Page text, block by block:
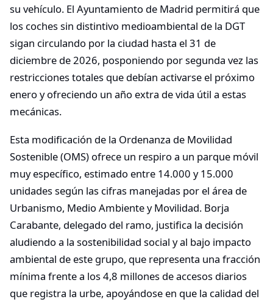
su vehículo. El Ayuntamiento de Madrid permitirá que
los coches sin distintivo medioambiental de la DGT
sigan circulando por la ciudad hasta el 31 de
diciembre de 2026, posponiendo por segunda vez las
restricciones totales que debían activarse el próximo
enero y ofreciendo un año extra de vida útil a estas
mecánicas.
Esta modificación de la Ordenanza de Movilidad
Sostenible (OMS) ofrece un respiro a un parque móvil
muy específico, estimado entre 14.000 y 15.000
unidades según las cifras manejadas por el área de
Urbanismo, Medio Ambiente y Movilidad. Borja
Carabante, delegado del ramo, justifica la decisión
aludiendo a la sostenibilidad social y al bajo impacto
ambiental de este grupo, que representa una fracción
mínima frente a los 4,8 millones de accesos diarios
que registra la urbe, apoyándose en que la calidad del